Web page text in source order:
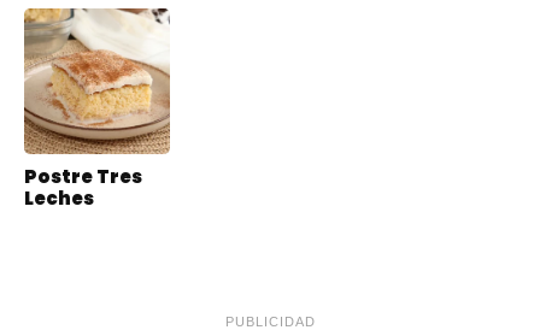
Postre Tres
Leches
PUBLICIDAD